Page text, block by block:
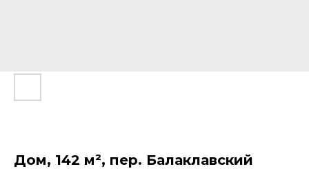
Дом, 142 м², пер. Балаклавский